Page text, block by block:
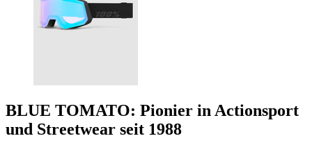
BLUE TOMATO: Pionier in Actionsport
und Streetwear seit 1988